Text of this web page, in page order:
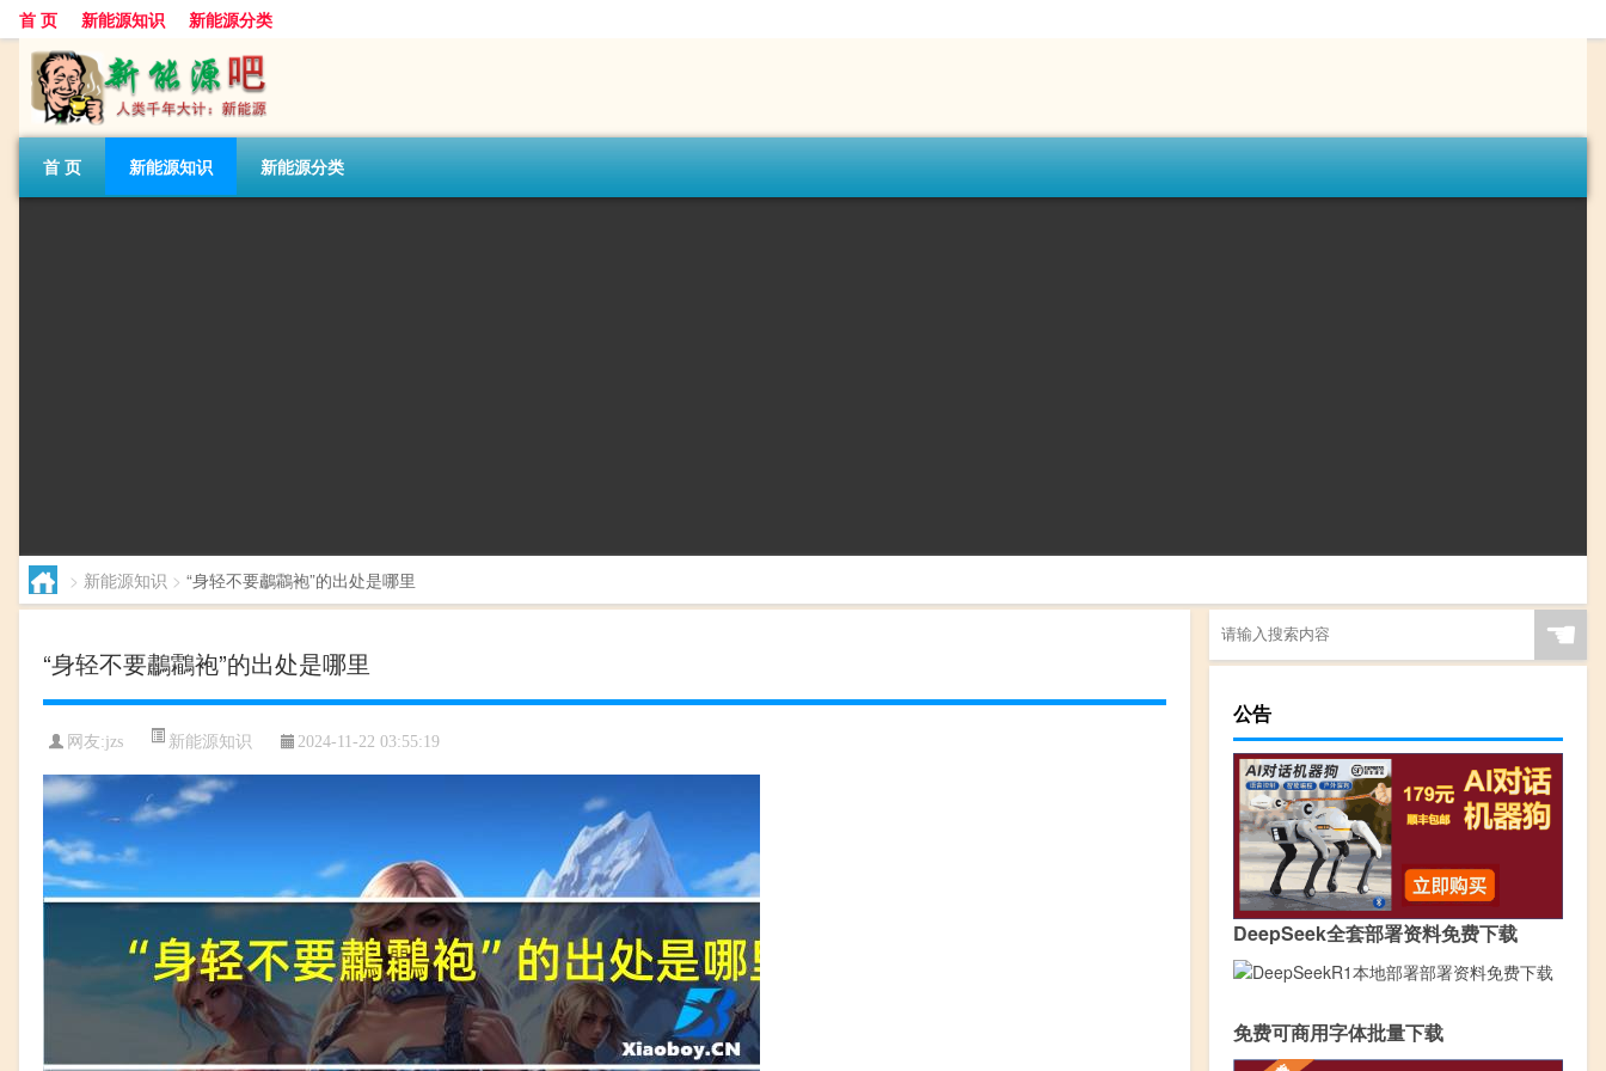
首 页 新能源知识 新能源分类
首 页 新能源知识 新能源分类
> 新能源知识 > “身轻不要鷫鸘袍”的出处是哪里
“身轻不要鷫鸘袍”的出处是哪里
网友:jzs 新能源知识 2024-11-22 03:55:19
☚
公告
DeepSeek全套部署资料免费下载
免费可商用字体批量下载